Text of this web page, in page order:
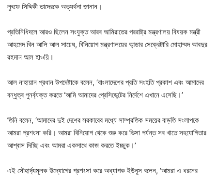
লুৎফে সিদ্দিকী তাদেরকে অভ্যর্থনা জানান।
প্রতিনিধিদলে আরও ছিলেন সংযুক্ত আরব আমিরাতের পররাষ্ট্র মন্ত্রণালয় বিষয়ক মন্ত্রী
আহমেদ বিন আলি আল সায়েঘ, বিনিয়োগ মন্ত্রণালয়ের আন্ডার সেক্রেটারি মোহাম্মদ আবদুর
রহমান আল হাওয়ি।
আল নাহায়ান প্রধান উপদেষ্টাকে বলেন, ‘বাংলাদেশের প্রতি সংহতি প্রকাশ এবং আমাদের
বন্ধুত্ব পুনর্ব্যক্ত করতে ‘আমি আমাদের প্রেসিডেন্টের নির্দেশে এখানে এসেছি।’
তিনি বলেন, ‘আমাদের দুই দেশের সরকারের মধ্যে সাম্প্রতিক সময়ের বাড়তি সংলাপকে
আমরা প্রশংসা করি। আমরা বিনিয়োগ থেকে শুরু করে ভিসা পর্যন্ত সব খাতে সহযোগিতার
আশ্বাস দিচ্ছি এবং আমরা একসাথে কাজ করতে ইচ্ছুক।’
এই সৌহার্দ্যমূলক উদ্যোগের প্রশংসা করে অধ্যাপক ইউনূস বলেন, ‘আমরা এ ধরনের